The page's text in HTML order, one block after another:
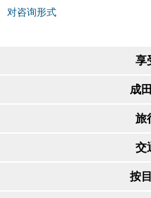
对咨询形式
享
成
旅
交
按